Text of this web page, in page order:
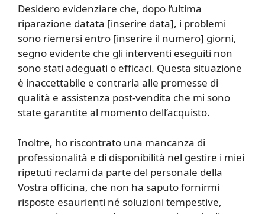
Desidero evidenziare che, dopo l’ultima
riparazione datata [inserire data], i problemi
sono riemersi entro [inserire il numero] giorni,
segno evidente che gli interventi eseguiti non
sono stati adeguati o efficaci. Questa situazione
è inaccettabile e contraria alle promesse di
qualità e assistenza post-vendita che mi sono
state garantite al momento dell’acquisto.
Inoltre, ho riscontrato una mancanza di
professionalità e di disponibilità nel gestire i miei
ripetuti reclami da parte del personale della
Vostra officina, che non ha saputo fornirmi
risposte esaurienti né soluzioni tempestive,